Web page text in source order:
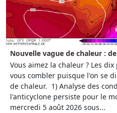
Nouvelle vague de chaleur : de
Vous aimez la chaleur ? Les
vous combler puisque l'on se
de chaleur. 1) Analyse des
l'anticyclone persiste pour le
mercredi 5 août 2026 sous...